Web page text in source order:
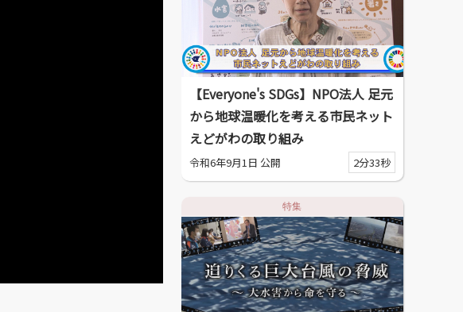
【Everyone's SDGs】NPO法人 足元
から地球温暖化を考える市民ネット
えどがわの取り組み
令和6年9月1日 公開 2分33秒
特集